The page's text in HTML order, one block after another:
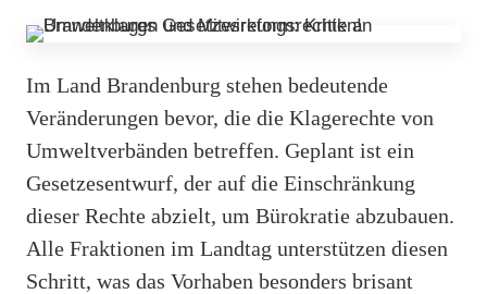
Im Land Brandenburg stehen bedeutende
Veränderungen bevor, die die Klagerechte von
Umweltverbänden betreffen. Geplant ist ein
Gesetzesentwurf, der auf die Einschränkung
dieser Rechte abzielt, um Bürokratie abzubauen.
Alle Fraktionen im Landtag unterstützen diesen
Schritt, was das Vorhaben besonders brisant